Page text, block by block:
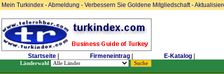
Mein Turkindex -Abmeldung- Verbessern Sie Goldene Mitgliedschaft-
Startseite Firmeneintrag E-Katalog
Länderwahl